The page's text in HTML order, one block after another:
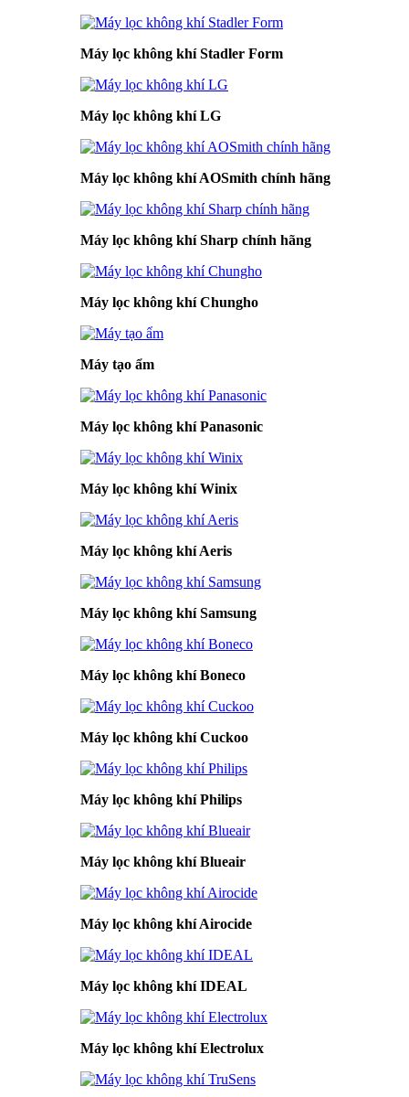
Máy lọc không khí Stadler Form
Máy lọc không khí LG
Máy lọc không khí AOSmith chính hãng
Máy lọc không khí Sharp chính hãng
Máy lọc không khí Chungho
Máy tạo ẩm
Máy lọc không khí Panasonic
Máy lọc không khí Winix
Máy lọc không khí Aeris
Máy lọc không khí Samsung
Máy lọc không khí Boneco
Máy lọc không khí Cuckoo
Máy lọc không khí Philips
Máy lọc không khí Blueair
Máy lọc không khí Airocide
Máy lọc không khí IDEAL
Máy lọc không khí Electrolux